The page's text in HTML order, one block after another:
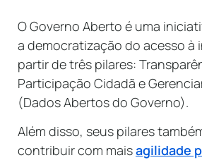
O Governo Aberto é uma
a democratização do acesso à
partir de três pilares:
Participação Cidadã e
(Dados Abertos do Governo).
Além disso, seus pilares
contribuir com maisagilidade